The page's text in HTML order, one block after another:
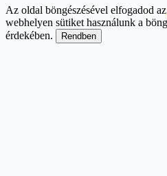
Az oldal böngészésével elfogadod az
webhelyen sütiket használunk a
érdekében.
Rendben